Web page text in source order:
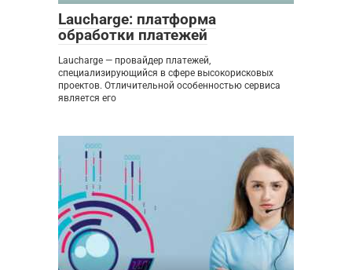
Laucharge: платформа
обработки платежей
Laucharge — провайдер платежей,
специализирующийся в сфере высокорисковых
проектов. Отличительной особенностью сервиса
является его